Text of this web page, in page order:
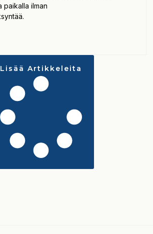
paikalla ilman
Lisää Artikkeleita